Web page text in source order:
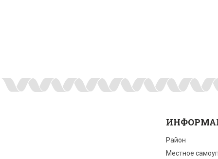
Район
Местное